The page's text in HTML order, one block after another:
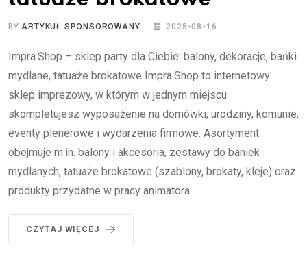
BYARTYKUŁ SPONSOROWANY 2025-08-16
Impra.Shop – sklep party dla Ciebie: balony, dekoracje, bańki
mydlane, tatuaże brokatowe Impra.Shop to internetowy
sklep imprezowy, w którym w jednym miejscu
skompletujesz wyposażenie na domówki, urodziny, komunie,
eventy plenerowe i wydarzenia firmowe. Asortyment
obejmuje m.in. balony i akcesoria, zestawy do baniek
mydlanych, tatuaże brokatowe (szablony, brokaty, kleje) oraz
produkty przydatne w pracy animatora.
CZYTAJ WIĘCEJ